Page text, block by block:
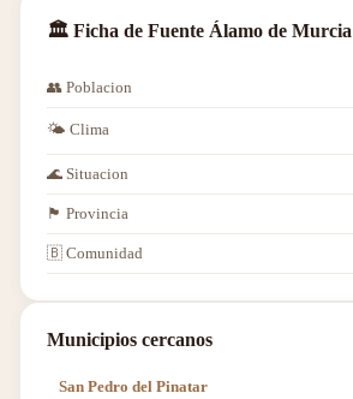
🏛 Ficha de Fuente Álamo de Murcia
👥 Poblacion
🌤 Clima
🌊 Situacion
🏴 Provincia
🇧 Comunidad
Municipios cercanos
San Pedro del Pinatar